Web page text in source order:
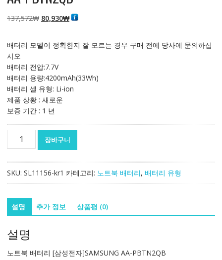
137,572₩ 원
격:
80,930₩현
격:
배터리 모델이 정확한지 잘 모르는 경우 구매 전에 당사에 문의하십
시오
배터리 전압:7.7V
배터리 용량:4200mAh(33Wh)
배터리 셀 유형: Li-ion
제품 상황 : 새로운
보증 기간 : 1 년
터
[삼
성
자]SAMSUNG
PBTN2QB
장바구니
SKU: SL11156-kr1 카테고리: 노트북 배터리, 배터리 유형
설명 추가 정보 상품평 (0)
설명
노트북 배터리 [삼성전자]SAMSUNG AA-PBTN2QB